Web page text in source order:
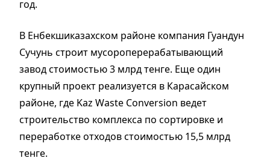
год.
В Енбекшиказахском районе компания Гуандун
Сучунь строит мусороперерабатывающий
завод стоимостью 3 млрд тенге. Еще один
крупный проект реализуется в Карасайском
районе, где Kaz Waste Conversion ведет
строительство комплекса по сортировке и
переработке отходов стоимостью 15,5 млрд
тенге.